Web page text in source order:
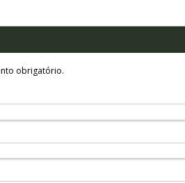
obrigatório.